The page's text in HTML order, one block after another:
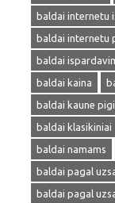
baldai internetu
baldai internetu
baldai
baldai kaina
baldai kaune
baldai klasikiniai
baldai namams
baldai pagal
baldai pagal